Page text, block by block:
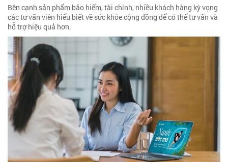
Bên cạnh sản phẩm bảo hiểm, tài chính, nhiều khách hàng kỳ vọng
các tư vấn viên hiểu biết về sức khỏe cộng đồng để có thể tư vấn và
hỗ trợ hiệu quả hơn.